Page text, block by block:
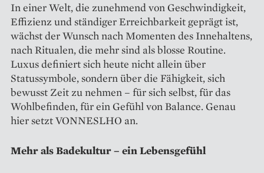
In einer Welt, die zunehmend von Geschwindigkeit,
Effizienz und ständiger Erreichbarkeit geprägt ist,
wächst der Wunsch nach Momenten des Innehaltens,
nach Ritualen, die mehr sind als blosse Routine.
Luxus definiert sich heute nicht allein über
Statussymbole, sondern über die Fähigkeit, sich
bewusst Zeit zu nehmen – für sich selbst, für das
Wohlbefinden, für ein Gefühl von Balance. Genau
hier setzt VONNESLHO an.
Mehr als Badekultur – ein Lebensgefühl